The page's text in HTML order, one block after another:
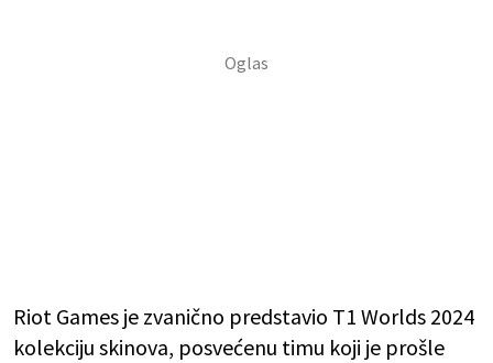
Riot Games je zvanično predstavio T1 Worlds 2024
kolekciju skinova, posvećenu timu koji je prošle